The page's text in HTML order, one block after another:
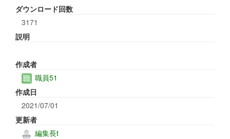
ダウンロード回数
3171
説明
作成者
職員51
作成日
2021/07/01
更新者
編集長t